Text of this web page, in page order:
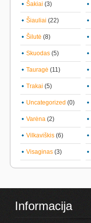
Šakiai (3)
Šiauliai (22)
Šilutė (8)
Skuodas (5)
Tauragė (11)
Trakai (5)
Uncategorized (0)
Varėna (2)
Vilkaviškis (6)
Visaginas (3)
Informacija